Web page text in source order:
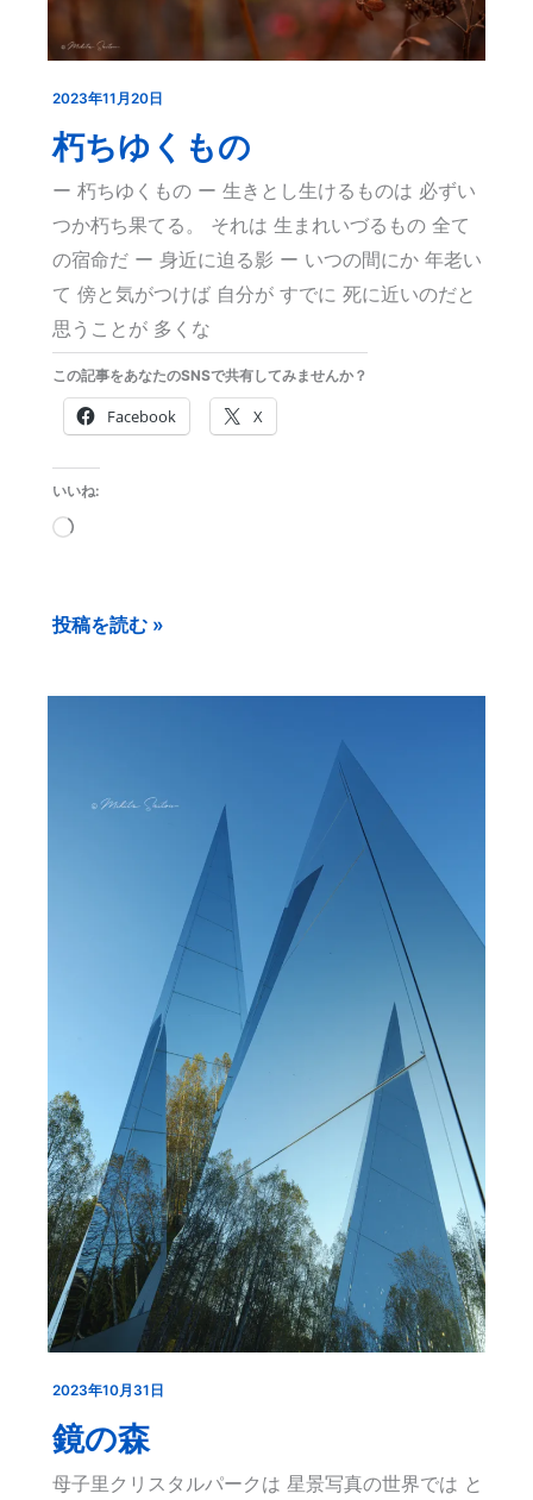
2023年11月20日
朽ちゆくもの
ー 朽ちゆくもの ー 生きとし生けるものは 必ずい
つか朽ち果てる。 それは 生まれいづるもの 全て
の宿命だ ー 身近に迫る影 ー いつの間にか 年老い
て 傍と気がつけば 自分が すでに 死に近いのだと
思うことが 多くな
この記事をあなたのSNSで共有してみませんか？
Facebook X
いいね:
読
み
朽
ち
投稿を読む »
2023年10月31日
鏡の森
母子里クリスタルパークは 星景写真の世界では と
鏡
の